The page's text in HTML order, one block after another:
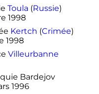
Toula (Russie)
1998
Kertch (Crimée)
1998
Villeurbanne
Bardejov
1996